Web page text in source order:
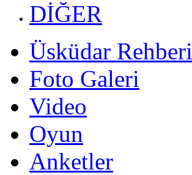
DİĞER
Üsküdar Rehberi
Foto Galeri
Video
Oyun
Anketler